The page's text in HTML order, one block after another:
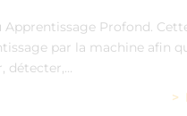
Apprentissage Profond.
par la machine afin
détecter,…